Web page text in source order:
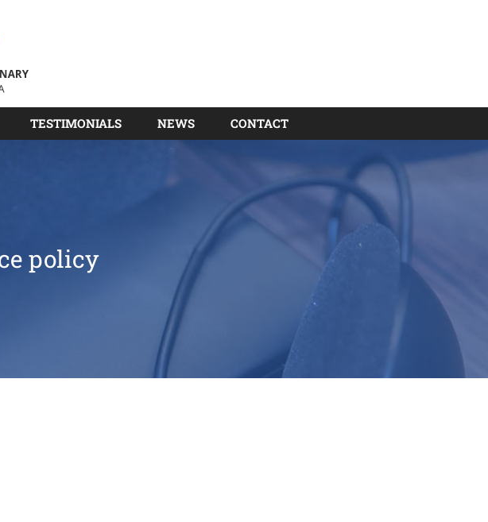
TESTIMONIALS NEWS CONTACT
policy